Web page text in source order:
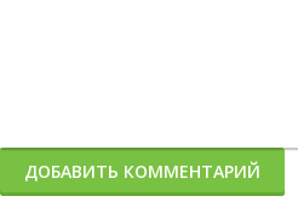
ДОБАВИТЬ КОММЕНТАРИЙ